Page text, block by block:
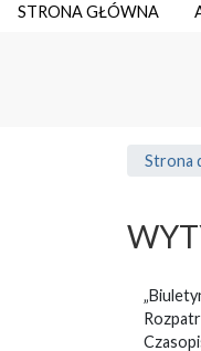
STRONA GŁÓWNA
Strona